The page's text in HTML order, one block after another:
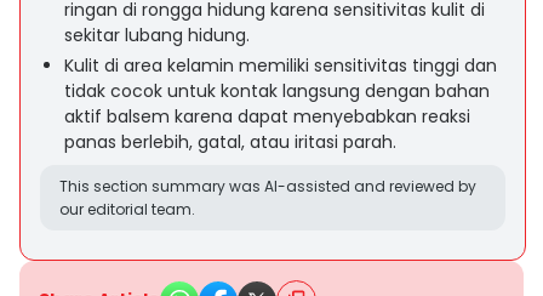
ringan di rongga hidung karena sensitivitas kulit di
sekitar lubang hidung.
Kulit di area kelamin memiliki sensitivitas tinggi dan
tidak cocok untuk kontak langsung dengan bahan
aktif balsem karena dapat menyebabkan reaksi
panas berlebih, gatal, atau iritasi parah.
This section summary was AI-assisted and reviewed by
our editorial team.